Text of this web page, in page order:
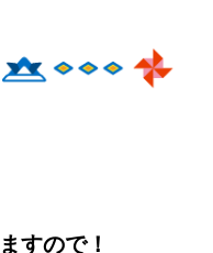
すので！